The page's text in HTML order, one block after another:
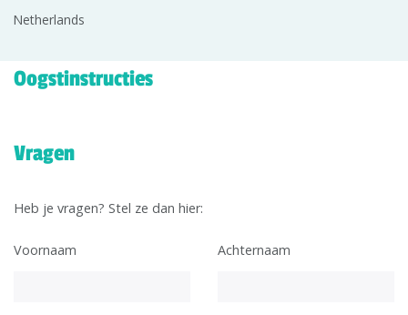
Netherlands
Oogstinstructies
Vragen
Heb je vragen? Stel ze dan hier:
Voornaam Achternaam